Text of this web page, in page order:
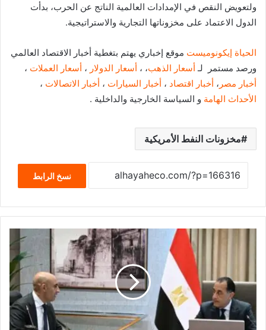
ولتعويض النقص في الإمدادات العالمية الناتج عن الحرب، بدأت
الدول الاعتماد على مخزوناتها التجارية والاستراتيجية.
الحياة إيكونوميست موقع إخباري يهتم بتغطية أخبار الاقتصاد العالمي
ورصد مستمر لـأسعار الذهب، ، أسعار الدولار ، أسعار العملات ،
أخبار مصر ، أخبار اقتصاد ، أخبار السيارات ، أخبار الاتصالات ،
الأحداث الهامة و السياسة الخارجية والداخلية .
مخزونات النفط الأمريكية
نسخ الرابط